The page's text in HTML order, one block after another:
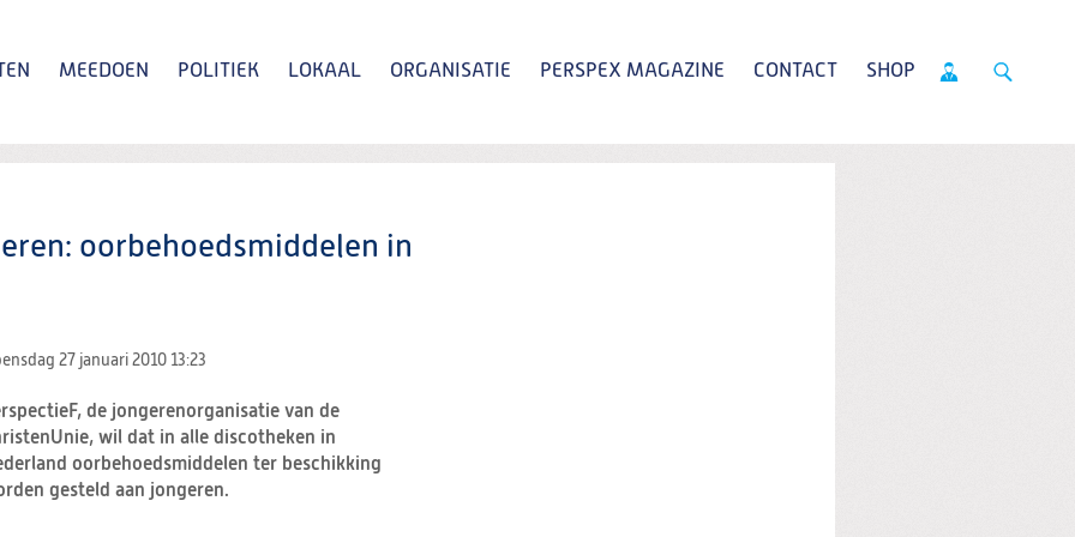
MEEDOEN POLITIEK LOKAAL ORGANISATIE PERSPEX MAGAZINE CONTACT SHOP
oorbehoedsmiddelen in
27 januari 2010 13:23
de jongerenorganisatie van de
wil dat in alle discotheken in
oorbehoedsmiddelen ter beschikking
gesteld aan jongeren.